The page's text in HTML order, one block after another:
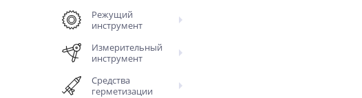
Режущий
инструмент
Измерительный
инструмент
Средства
герметизации